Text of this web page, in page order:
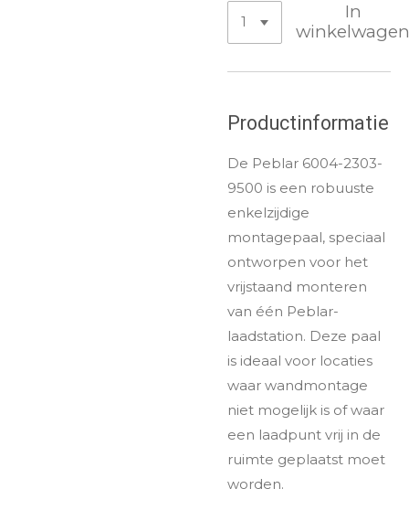
In
Productinformatie
De Peblar 6004-2303-
9500 is een robuuste
enkelzijdige
montagepaal, speciaal
ontworpen voor het
vrijstaand monteren
van één Peblar-
laadstation. Deze paal
is ideaal voor locaties
waar wandmontage
niet mogelijk is of waar
een laadpunt vrij in de
ruimte geplaatst moet
worden.